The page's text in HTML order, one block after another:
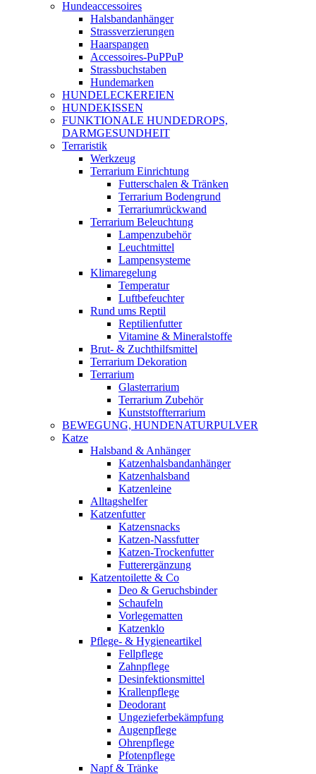
Hundeaccessoires
Halsbandanhänger
Strassverzierungen
Haarspangen
Accessoires-PuPPuP
Strassbuchstaben
Hundemarken
HUNDELECKEREIEN
HUNDEKISSEN
FUNKTIONALE HUNDEDROPS,
DARMGESUNDHEIT
Terraristik
Werkzeug
Terrarium Einrichtung
Futterschalen & Tränken
Terrarium Bodengrund
Terrariumrückwand
Terrarium Beleuchtung
Lampenzubehör
Leuchtmittel
Lampensysteme
Klimaregelung
Temperatur
Luftbefeuchter
Rund ums Reptil
Reptilienfutter
Vitamine & Mineralstoffe
Brut- & Zuchthilfsmittel
Terrarium Dekoration
Terrarium
Glasterrarium
Terrarium Zubehör
Kunststoffterrarium
BEWEGUNG, HUNDENATURPULVER
Katze
Halsband & Anhänger
Katzenhalsbandanhänger
Katzenhalsband
Katzenleine
Alltagshelfer
Katzenfutter
Katzensnacks
Katzen-Nassfutter
Katzen-Trockenfutter
Futterergänzung
Katzentoilette & Co
Deo & Geruchsbinder
Schaufeln
Vorlegematten
Katzenklo
Pflege- & Hygieneartikel
Fellpflege
Zahnpflege
Desinfektionsmittel
Krallenpflege
Deodorant
Ungezieferbekämpfung
Augenpflege
Ohrenpflege
Pfotenpflege
Napf & Tränke